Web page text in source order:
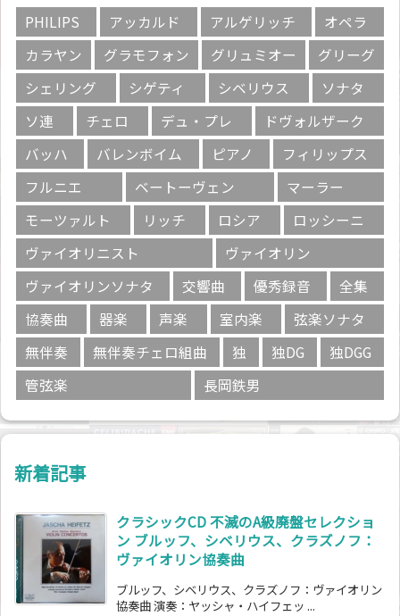
PHILIPS アッカルド アルゲリッチ
オペラ
カラヤン
グラモフォン グリュミオー
グリーグ
シェリング
シゲティ シベリウス
ソナタ
ソ連
チェロ デュ・プレ
ドヴォルザーク
バッハ
バレンボイム ピアノ
フィリップス
フルニエ
ベートーヴェン
マーラー
モーツァルト
リッチ ロシア
ロッシーニ
ヴァイオリニスト
ヴァイオリン
ヴァイオリンソナタ
交響曲 優秀録音
全集
協奏曲
器楽 声楽 室内楽
弦楽ソナタ
無伴奏
無伴奏チェロ組曲 独 独DG
独DGG
管弦楽
長岡鉄男
新着記事
クラシックCD 不滅のA級廃盤セレクショ
ン ブルッフ、シベリウス、クラズノフ：
ヴァイオリン協奏曲
ブルッフ、シベリウス、クラズノフ：ヴァイオリン
協奏曲 演奏：ヤッシャ・ハイフェッ ...